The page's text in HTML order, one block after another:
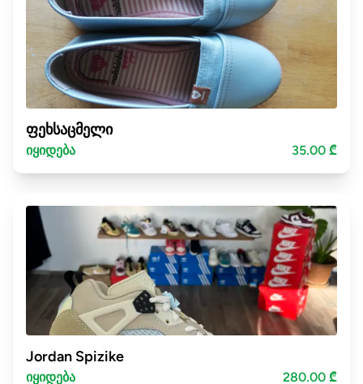
ფეხსაცმელი
იყიდება 35.00 ₾
Jordan Spizike
იყიდება 280.00 ₾